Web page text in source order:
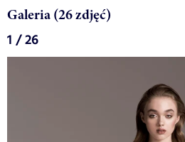
Galeria (26 zdjęć)
1 / 26